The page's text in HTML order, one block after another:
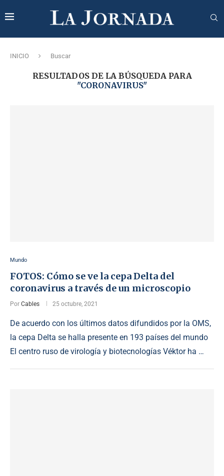
INICIO Buscar
RESULTADOS DE LA BÚSQUEDA PARA
"CORONAVIRUS"
Mundo
FOTOS: Cómo se ve la cepa Delta del
coronavirus a través de un microscopio
Por Cables 25 octubre, 2021
De acuerdo con los últimos datos difundidos por la OMS,
la cepa Delta se halla presente en 193 países del mundo
El centro ruso de virología y biotecnologías Véktor ha …